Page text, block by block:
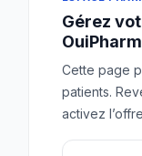
Gérez
Cette page
patients.
activez